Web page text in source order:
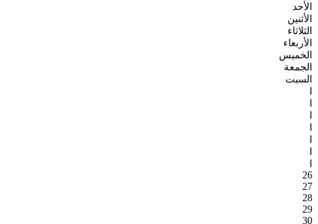
الأحد
الأثنين
الثلاثاء
الأربعاء
الخميس
الجمعة
السبت
ا
ا
ا
ا
ا
ا
ا
26
27
28
29
30